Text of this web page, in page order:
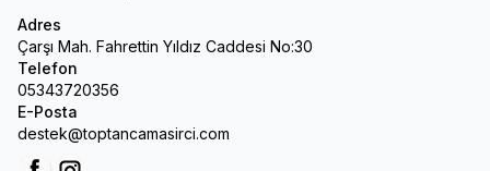
Adres
Çarşı Mah. Fahrettin Yıldız Caddesi No:30
Telefon
05343720356
E-Posta
destek@toptancamasirci.com